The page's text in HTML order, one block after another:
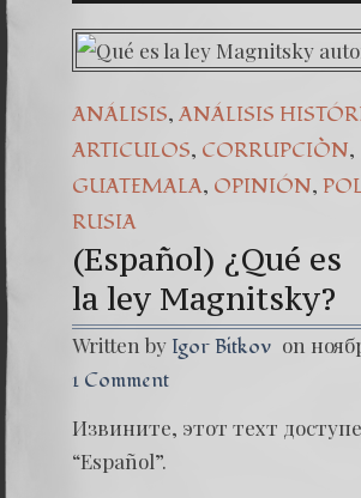
ANÁLISIS, ANÁLISIS
ARTICULOS, CORRUPCIÒN,
GUATEMALA, OPINIÓN,
RUSIA
(Español) ¿Qué es
la ley Magnitsky?
Written by Igor Bitkov on
1 Comment
Извините, этот техт
“Español”.